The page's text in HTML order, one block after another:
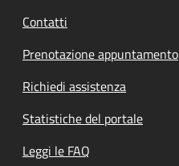
Contatti
Prenotazione appuntamento
Richiedi assistenza
Statistiche del portale
Leggi le FAQ